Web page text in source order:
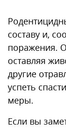
составу и,
поражения.
оставляя
другие
успеть
меры.
Если вы